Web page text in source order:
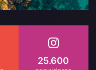
25.600